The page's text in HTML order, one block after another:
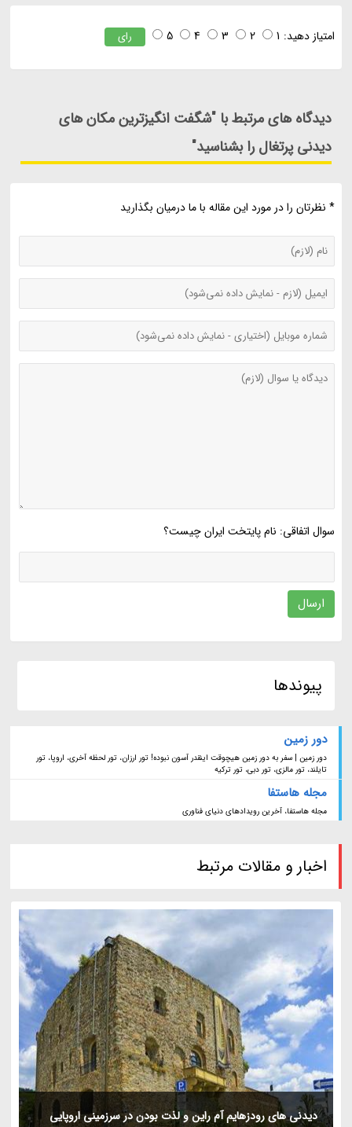
امتیاز دهید: 1
2
3
4
5 رای
دیدگاه های مرتبط با "شگفت انگیزترین مکان های
دیدنی پرتغال را بشناسید"
* نظرتان را در مورد این مقاله با ما درمیان بگذارید
سوال اتفاقی: نام پایتخت ایران چیست؟
ارسال
پیوندها
دور زمین
دور زمین | سفر به دور زمین هیچوقت اینقدر آسون نبوده! تور ارزان، تور لحظه آخری، اروپا، تور
تایلند، تور مالزی، تور دبی، تور ترکیه
مجله هاستفا
مجله هاستفا، آخرین رویدادهای دنیای فناوری
اخبار و مقالات مرتبط
دیدنی های رودزهایم آم راین و لذت بودن در سرزمینی اروپایی